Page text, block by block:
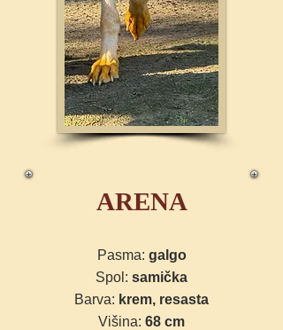
ARENA
Pasma: galgo
Spol: samička
Barva: krem, resasta
Višina: 68 cm